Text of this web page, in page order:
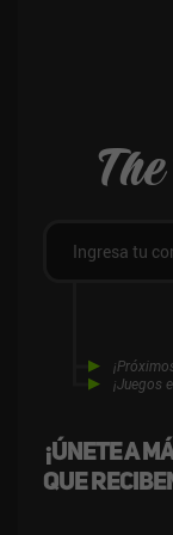
siendo un poco
juego de
Probablemente te
mediante iAPs
atacar 150 veces
más rápido. Las
¡Únete a
que
¡Juegos